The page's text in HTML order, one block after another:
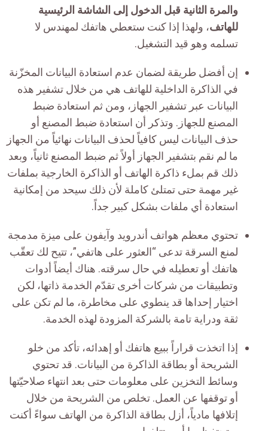
والمرة الثانية قبل الدخول إلى الشاشة الرئيسية
للهاتف، ولهذا إذا كنت ستعطي هاتفك لمهندس لا
تسلمه وهو قيد التشغيل.
إن أفضل طريقة لضمان عدم استعادة البيانات المخزّنة
في الذاكرة الداخلية للهاتف هي من خلال تشفير هذه
البيانات عبر تشفير الجهاز، ومن ثم استعادة ضبط
المصنع للجهاز. وتذكر أن استعادة ضبط المصنع أو
حذف البيانات ليس كافياً لحذف البيانات نهائياً من الجهاز
ما لم نقم بتشفير الجهاز أولاً ثم ضبط المصنع ثانياً، وبعد
ذلك قم بملء ذاكرة الهاتف أو الذاكرة الخارجية بملفات
غير مهمة حتى تمتلئ كاملة لأن ذلك سيحد من إمكانية
استعادة أي ملفات بشكل كبير جداً.
تحتوي معظم هواتف أندرويد وآيفون على ميزة مدمجة
لمنع السرقة تدعى “العثور على هاتفي”، تتيح لك تعقّب
هاتفك أو تعطيله في حال سرقته. هناك أيضاً أدوات
وتطبيقات من شركات أخرى تقدّم الخدمة ذاتها، لكن
اختيار إحداها قد ينطوي على مخاطرة، ما لم تكن على
ثقة ودراية تامة بالشركة المزودة لهذه الخدمة.
إذا اتخذت قراراً ببيع هاتفك أو إهدائه، تأكد من خلو
الشريحة أو بطاقة الذاكرة من البيانات. قد تحتوي
وسائط التخزين على معلومات حتى بعد انتهاء صلاحيّتها
أو توقفها عن العمل. تخلص من الشريحة من خلال
إتلافها مادياً، أزل بطاقة الذاكرة من الهاتف سواءً أكنت